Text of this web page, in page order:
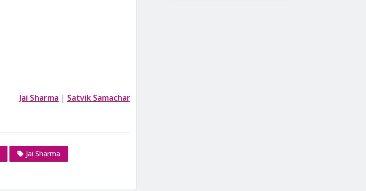
Jai Sharma | Satvik Samachar
Jai Sharma